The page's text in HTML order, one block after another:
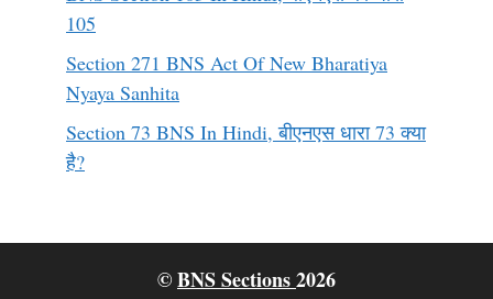
105
Section 271 BNS Act Of New Bharatiya
Nyaya Sanhita
Section 73 BNS In Hindi, बीएनएस धारा 73 क्या
है?
©BNS Sections2026